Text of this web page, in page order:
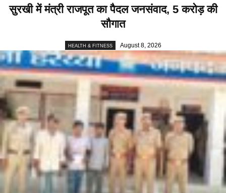
सुरखी में मंत्री राजपूत का पैदल जनसंवाद, 5 करोड़ की
सौगात
HEALTH & FITNESS August 8, 2026